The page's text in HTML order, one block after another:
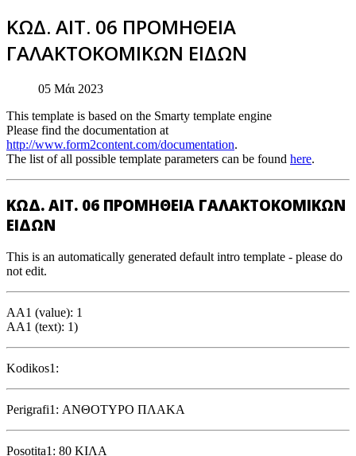
ΚΩΔ. ΑΙΤ. 06 ΠΡΟΜΗΘΕΙΑ
ΓΑΛΑΚΤΟΚΟΜΙΚΩΝ ΕΙΔΩΝ
05 Μάι 2023
This template is based on the Smarty template engine
Please find the documentation at
http://www.form2content.com/documentation.
The list of all possible template parameters can be found here.
ΚΩΔ. ΑΙΤ. 06 ΠΡΟΜΗΘΕΙΑ ΓΑΛΑΚΤΟΚΟΜΙΚΩΝ
ΕΙΔΩΝ
This is an automatically generated default intro template - please do
not edit.
AA1 (value): 1
AA1 (text): 1)
Kodikos1:
Perigrafi1: ΑΝΘΟΤΥΡΟ ΠΛΑΚΑ
Posotita1: 80 ΚΙΛΑ